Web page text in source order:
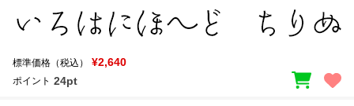
標準価格（税込） ¥2,640
ポイント 24pt